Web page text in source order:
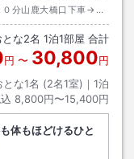
分山鹿大橋口下車→徒
とな2名 1泊1部屋 合計
円 〜 30,800円
とな1名 (2名1室)｜ 1泊
8,800円〜15,400円
体もほどけるひと